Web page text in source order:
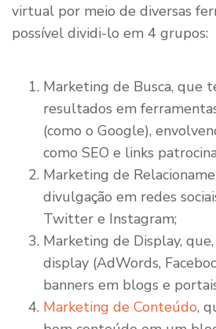
virtual por meio de diversas
possível dividi-lo em 4 grupos:
Marketing de Busca, que
resultados em
(como o Google),
como SEO e links
Marketing de
divulgação em redes
Twitter e Instagram;
Marketing de Display,
display (AdWords,
banners em blogs e
Marketing de Conteúdo,